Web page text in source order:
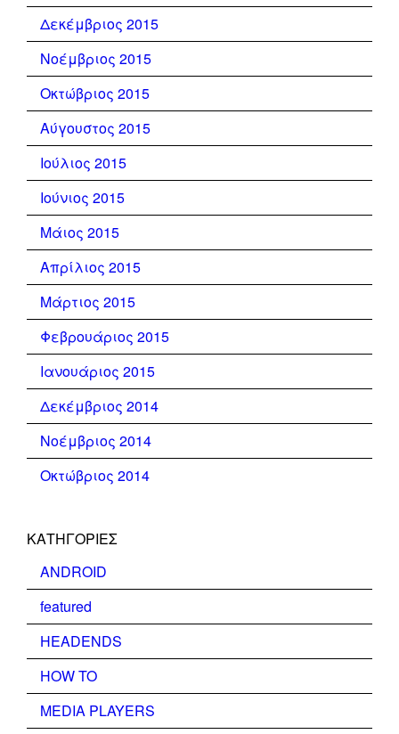
Δεκέμβριος 2015
Νοέμβριος 2015
Οκτώβριος 2015
Αύγουστος 2015
Ιούλιος 2015
Ιούνιος 2015
Μάιος 2015
Απρίλιος 2015
Μάρτιος 2015
Φεβρουάριος 2015
Ιανουάριος 2015
Δεκέμβριος 2014
Νοέμβριος 2014
Οκτώβριος 2014
KΑΤΗΓΟΡΊΕΣ
ANDROID
featured
HEADENDS
HOW TO
MEDIA PLAYERS